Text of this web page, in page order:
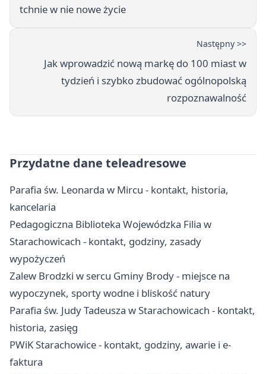
tchnie w nie nowe życie
Następny >>
Jak wprowadzić nową markę do 100 miast w
tydzień i szybko zbudować ogólnopolską
rozpoznawalność
Przydatne dane teleadresowe
Parafia św. Leonarda w Mircu - kontakt, historia,
kancelaria
Pedagogiczna Biblioteka Wojewódzka Filia w
Starachowicach - kontakt, godziny, zasady
wypożyczeń
Zalew Brodzki w sercu Gminy Brody - miejsce na
wypoczynek, sporty wodne i bliskość natury
Parafia św. Judy Tadeusza w Starachowicach - kontakt,
historia, zasięg
PWiK Starachowice - kontakt, godziny, awarie i e-
faktura